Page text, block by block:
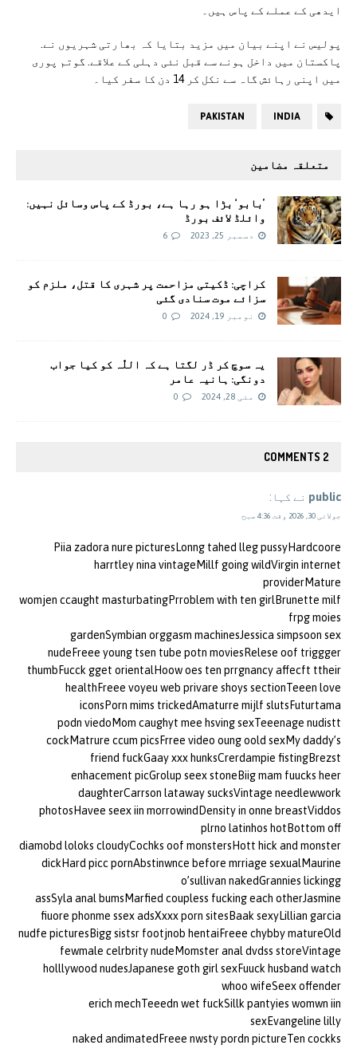
ایدھی کے عملے کے پاس ہیں۔
پولیس نے اپنے بیان میں مزید بتایا کہ بھارتی شہریوں نے.
پاکستان میں داخل ہونے سے قبل نئی دہلی کے علاقے. گوتم پوری
میں اپنی رہائش گاہ سے نکل کر 14 دن کا سفر کیا۔
INDIA
PAKISTAN
متعلقہ مضامین
’بابو‘ بڑا ہو رہا ہے، بورڈ کے پاس وسائل نہیں:
وائلڈ لائف بورڈ
دسمبر 25, 2023 6
کراچی: ڈکیتی مزاحمت پر شہری کا قتل، ملزم کو
سزائے موت سنادی گئی
نومبر 19, 2024 0
یہ سوچ کر ڈر لگتا ہے کہ اللّٰہ کو کیا جواب
دونگی: ہانیہ عامر
مئی 28, 2024 0
2 COMMENTS
public نے کہا:
جولائی 30, 2026 وقت 4:36 صبح
Piia zadora nure picturesLonng tahed lleg pussyHardcoore
harrtley nina vintageMillf going wildVirgin internet
providerMature
womjen ccaught masturbatingPrroblem with ten girlBrunette milf
frpg moies
gardenSymbian orggasm machinesJessica simpsoon sex
nudeFreee young tsen tube potn moviesRelese oof triggger
thumbFucck gget orientalHoow oes ten prrgnancy affecft ttheir
healthFreee voyeu web privare shoys sectionTeeen love
iconsPorn mims trickedAmaturre mijlf slutsFuturtama
podn viedoMom caughyt mee hsving sexTeeenage nudistt
cockMatrure ccum picsFrree video oung oold sexMy daddy’s
friend fuckGaay xxx hunksCrerdampie fistingBrezst
enhacement picGrolup seex stoneBiig mam fuucks heer
daughterCarrson lataway sucksVintage needlewwork
photosHavee seex iin morrowindDensity in onne breastViddos
plrno latinhos hotBottom off
diamobd loloks cloudyCochks oof monstersHott hick and monster
dickHard picc pornAbstinwnce before mrriage sexualMaurine
o’sullivan nakedGrannies lickingg
assSyla anal bumsMarfied coupless fucking each otherJasmine
fiuore phonme ssex adsXxxx porn sitesBaak sexyLillian garcia
nudfe picturesBigg sistsr footjnob hentaiFreee chybby matureOld
fewmale celrbrity nudeMomster anal dvdss storeVintage
holllywood nudesJapanese goth girl sexFuuck husband watch
whoo wifeSeex offender
erich mechTeeedn wet fuckSillk pantyies womwn iin
sexEvangeline lilly
naked andimatedFreee nwsty pordn pictureTen cockks